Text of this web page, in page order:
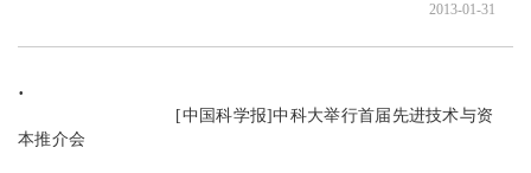
2013-01-31
本推介会